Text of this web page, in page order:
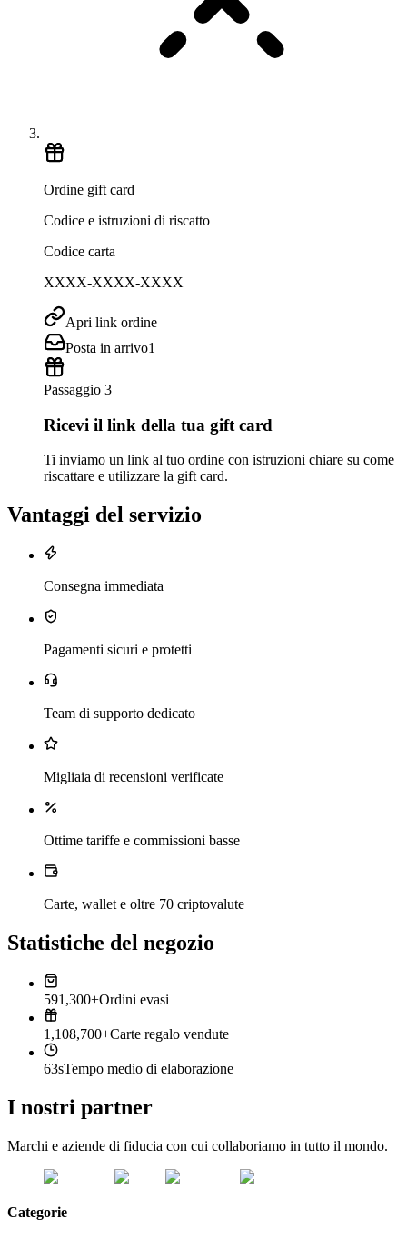
Ordine gift card
Codice e istruzioni di riscatto
Codice carta
XXXX-XXXX-XXXX
Apri link ordine
Posta in arrivo1
Passaggio 3
Ricevi il link della tua gift card
Ti inviamo un link al tuo ordine con istruzioni chiare su come
riscattare e utilizzare la gift card.
Vantaggi del servizio
Consegna immediata
Pagamenti sicuri e protetti
Team di supporto dedicato
Migliaia di recensioni verificate
Ottime tariffe e commissioni basse
Carte, wallet e oltre 70 criptovalute
Statistiche del negozio
591,300+Ordini evasi
1,108,700+Carte regalo vendute
63sTempo medio di elaborazione
I nostri partner
Marchi e aziende di fiducia con cui collaboriamo in tutto il mondo.
Categorie